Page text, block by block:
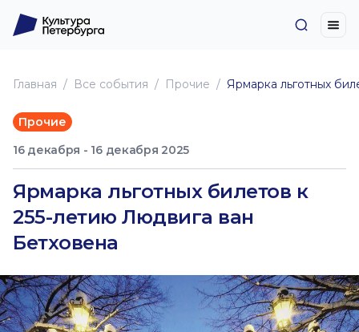
Главная Все события Прочие Ярмарка льготных
Прочие
16 декабря - 16 декабря 2025
Ярмарка льготных билетов к
255-летию Людвига ван
Бетховена